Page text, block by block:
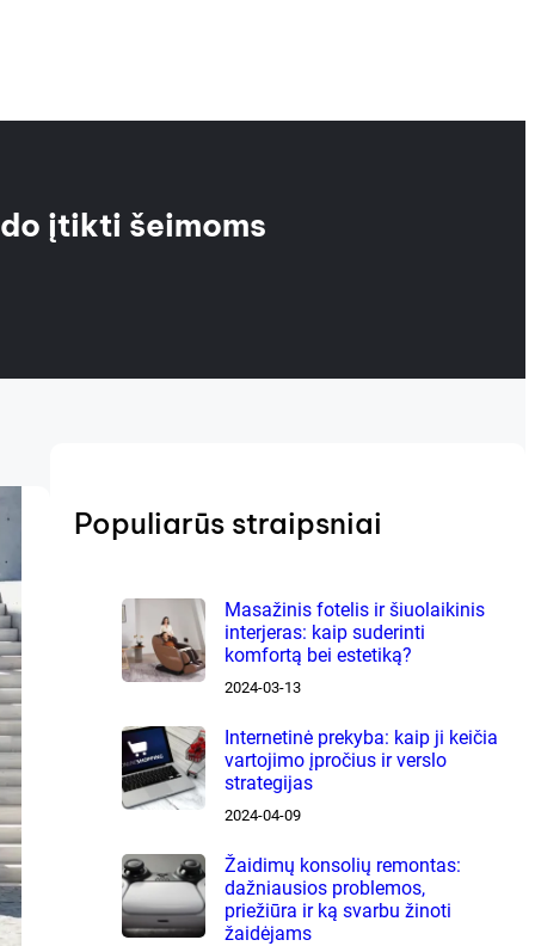
įtikti šeimoms
Populiarūs straipsniai
Masažinis fotelis ir šiuolaikinis
interjeras: kaip suderinti
komfortą bei estetiką?
2024-03-13
Internetinė prekyba: kaip ji keičia
vartojimo įpročius ir verslo
strategijas
2024-04-09
Žaidimų konsolių remontas:
dažniausios problemos,
priežiūra ir ką svarbu žinoti
žaidėjams